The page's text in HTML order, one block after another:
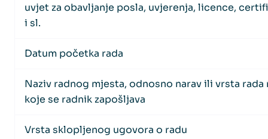
uvjet za obavljanje posla, uvjerenja, licence,
i sl.
Datum početka rada
Naziv radnog mjesta, odnosno narav ili vrsta rada
koje se radnik zapošljava
Vrsta sklopljenog ugovora o radu